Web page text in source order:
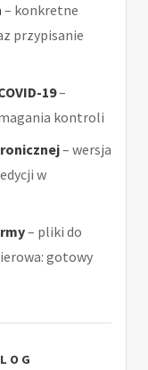
– konkretne
przypisanie
19–
kontroli
– wersja
w
– pliki do
gotowy